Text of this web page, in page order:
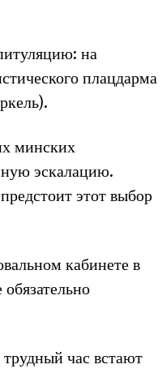
на
плацдарма
минских
эскалацию.
этот выбор
кабинете в
час встают